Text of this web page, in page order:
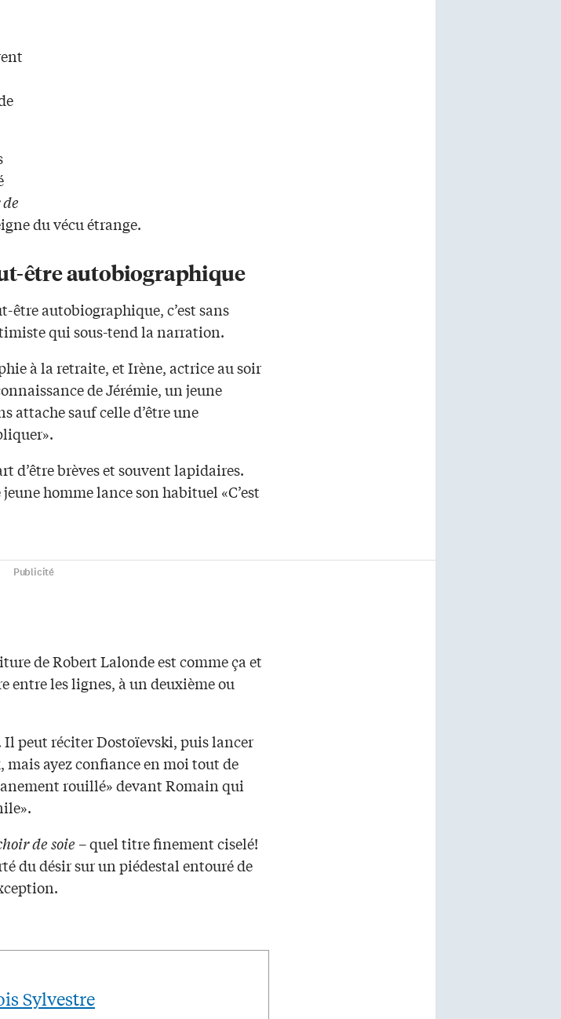
du vécu étrange.
être autobiographique
être autobiographique, c’est sans
qui sous-tend la narration.
à la retraite, et Irène, actrice au soir
de Jérémie, un jeune
attache sauf celle d’être une
d’être brèves et souvent lapidaires.
homme lance son habituel «C’est
Publicité
de Robert Lalonde est comme ça et
entre les lignes, à un deuxième ou
peut réciter Dostoïevski, puis lancer
ayez confiance en moi tout de
rouillé» devant Romain qui
de soie – quel titre finement ciselé!
du désir sur un piédestal entouré de
Sylvestre